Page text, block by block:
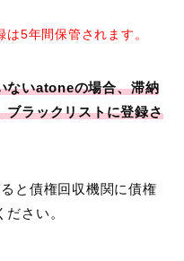
5年間保管されます。
ないatoneの場合、滞納
ブラックリストに登録さ
と債権回収機関に債権
さい。